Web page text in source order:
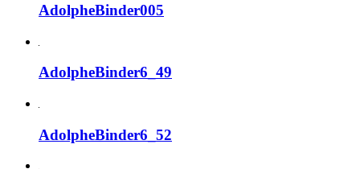
AdolpheBinder005
AdolpheBinder6_49
AdolpheBinder6_52